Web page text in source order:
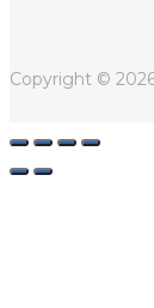
Copyright ©